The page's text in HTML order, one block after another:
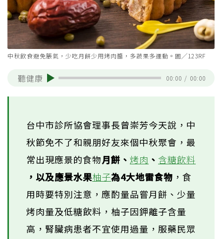
中秋飲食避免脹氣，少吃月餅少用烤肉醬，多蔬果多運動。圖╱123RF
聽健康 00:00 / 00:00
台中市診所協會理事長曾崇芳今天說，中
秋節免不了和親朋好友來個中秋聚會，最
常出現應景的食物月餅、 烤肉 、 含糖飲料
，以及應景水果柚子為4大地雷食物 ，食
用時要特別注意，應酌量品嘗月餅、少量
烤肉量及低糖飲料，柚子因鉀離子含量
高，腎臟病患者不宜使用過量，服藥民眾